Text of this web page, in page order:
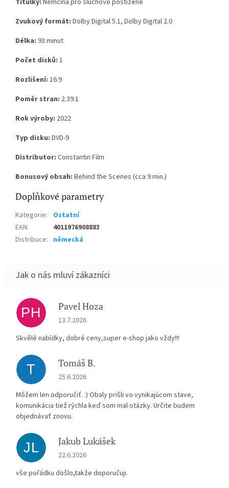
Titulky: Němčina pro sluchově postižené
Zvukový formát: Dolby Digital 5.1, Dolby Digital 2.0
Délka: 93 minut
Počet disků: 1
Rozlišení: 16:9
Poměr stran: 2.39:1
Rok výroby: 2022
Typ disku: DVD-9
Distributor: Constantin Film
Bonusový obsah: Behind the Scenes (cca 9 min.)
Doplňkové parametry
Kategorie:
Ostatní
EAN:
4011976908883
Distribuce: německá
PH Pavel Hoza
Hodnocení obchodu je 5 z 5 hvězdiček.
13.7.2026
Skvělé nabídky, dobré ceny,super e-shop jako vždy!!!
T Tomáš B.
Hodnocení obchodu je 5 z 5 hvězdiček.
25.6.2026
Môžem len odporučiť. :) Obaly prišli vo vynikajúcom stave,
komunikácia tiež rýchla keď som mal otázky. Určite budem
objednávať znovu.
JL Jakub Lukášek
Hodnocení obchodu je 5 z 5 hvězdiček.
22.6.2026
vše pořádku došlo,takže doporučuji.